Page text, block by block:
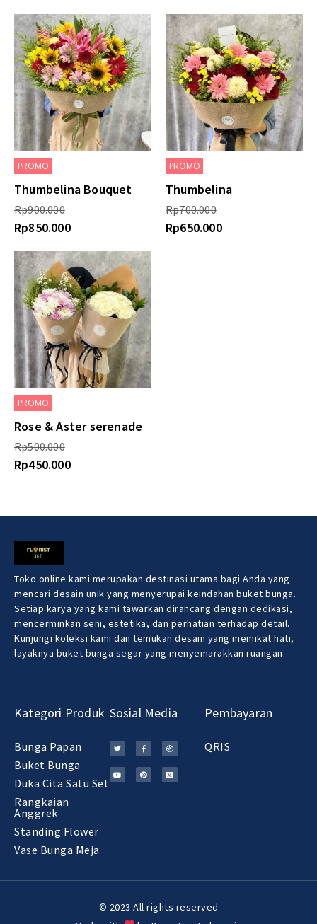
PROMO
Thumbelina Bouquet
Rp900.000
Rp850.000
PROMO
Thumbelina
Rp700.000
Rp650.000
PROMO
Rose & Aster serenade
Rp500.000
Rp450.000
Toko online kami merupakan destinasi utama bagi Anda yang
mencari desain unik yang menyerupai keindahan buket bunga.
Setiap karya yang kami tawarkan dirancang dengan dedikasi,
mencerminkan seni, estetika, dan perhatian terhadap detail.
Kunjungi koleksi kami dan temukan desain yang memikat hati,
layaknya buket bunga segar yang menyemarakkan ruangan.
Kategori Produk
Bunga Papan
Buket Bunga
Duka Cita Satu Set
Rangkaian
Anggrek
Standing Flower
Vase Bunga Meja
Sosial Media Pembayaran
QRIS
© 2023 All rights reserved